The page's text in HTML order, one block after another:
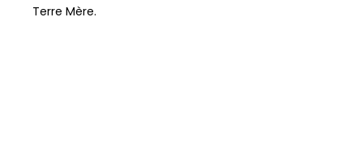
Terre Mère.